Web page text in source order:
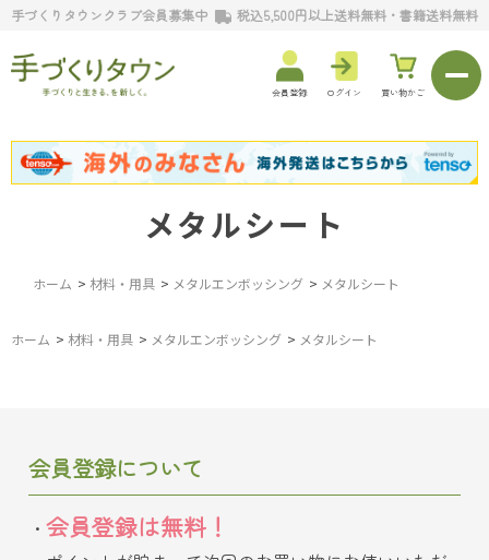
手づくりタウンクラブ会員募集中 税込5,500円以上送料無料・書籍送料無料
会員登録 ログイン 買い物かご
メタルシート
ホーム > 材料・用具 > メタルエンボッシング > メタルシート
ホーム > 材料・用具 > メタルエンボッシング > メタルシート
会員登録について
会員登録は無料！